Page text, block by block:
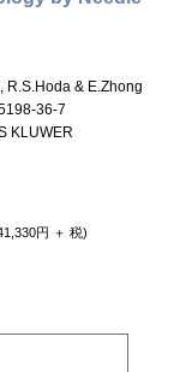
R.S.Hoda & E.Zhong
36-7
KLUWER
円 ＋ 税)